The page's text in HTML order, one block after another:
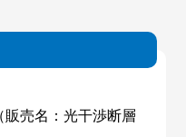
販売名：光干渉断層